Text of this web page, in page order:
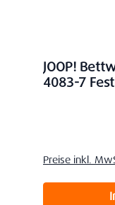
JOOP!
4083-7
Preise inkl.